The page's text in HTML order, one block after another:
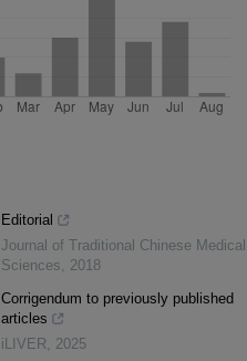
Editorial
Journal of Traditional Chinese Medical
Sciences, 2018
Corrigendum to previously published
articles
iLIVER, 2025